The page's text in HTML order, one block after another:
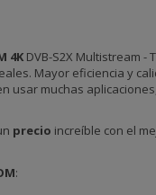
4KDVB-S2X Multistream -
Mayor eficiencia y
usar muchas
precio increíble con el
: